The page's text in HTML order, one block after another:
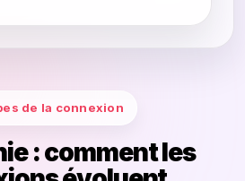
de la connexion
: comment les